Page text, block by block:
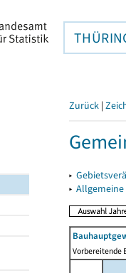
Zurück |
▸
▸
Vorbereitende